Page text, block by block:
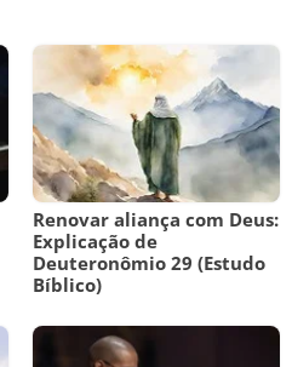
Renovar aliança com Deus:
Explicação de
Deuteronômio 29 (Estudo
Bíblico)